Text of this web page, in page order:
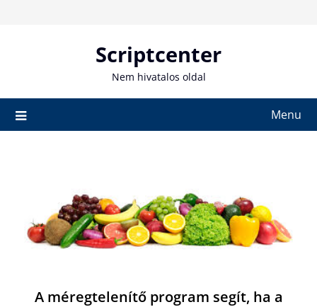
Scriptcenter
Nem hivatalos oldal
Menu
A méregtelenítő program segít, ha a